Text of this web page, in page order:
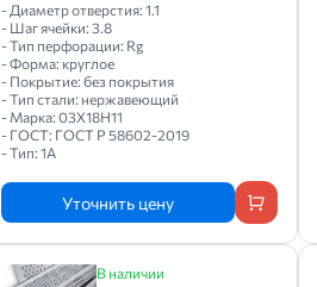
- Диаметр отверстия: 1.1
- Шаг ячейки: 3.8
- Тип перфорации: Rg
- Форма: круглое
- Покрытие: без покрытия
- Тип стали: нержавеющий
- Марка: 03Х18Н11
- ГОСТ: ГОСТ Р 58602-2019
- Тип: 1A
Уточнить цену
В наличии